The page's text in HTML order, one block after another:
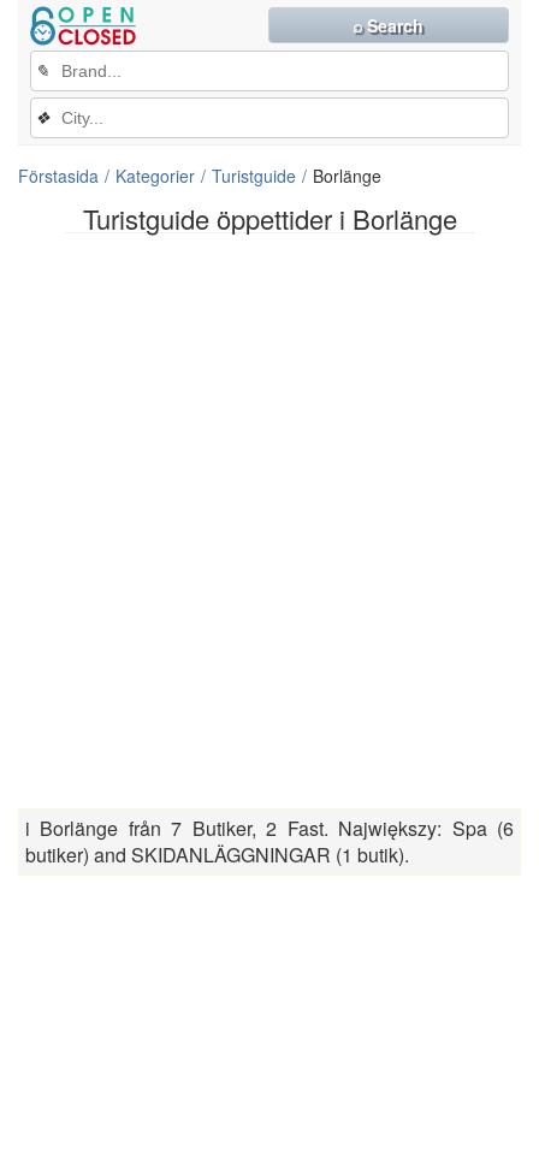
Turistguide öppettider i Borlänge
✎
❖
⌕ Search
Förstasida Kategorier Turistguide Borlänge
i Borlänge från 7 Butiker, 2 Fast. Największy: Spa (6
butiker) and SKIDANLÄGGNINGAR (1 butik).